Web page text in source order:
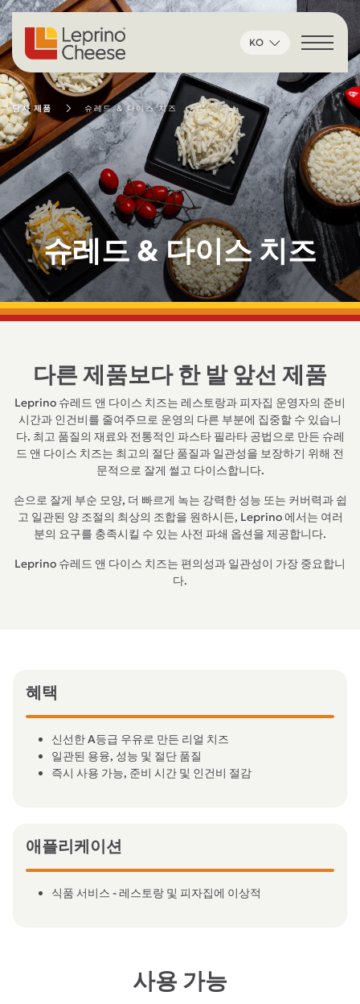
콘텐츠로 건너뛰기
KO
당사 제품 슈레드 & 다이스 치즈
슈레드 & 다이스 치즈
다른 제품보다 한 발 앞선 제품
Leprino 슈레드 앤 다이스 치즈는 레스토랑과 피자집 운영자의 준비
시간과 인건비를 줄여주므로 운영의 다른 부분에 집중할 수 있습니
다. 최고 품질의 재료와 전통적인 파스타 필라타 공법으로 만든 슈레
드 앤 다이스 치즈는 최고의 절단 품질과 일관성을 보장하기 위해 전
문적으로 잘게 썰고 다이스합니다.
손으로 잘게 부순 모양, 더 빠르게 녹는 강력한 성능 또는 커버력과 쉽
고 일관된 양 조절의 최상의 조합을 원하시든, Leprino 에서는 여러
분의 요구를 충족시킬 수 있는 사전 파쇄 옵션을 제공합니다.
Leprino 슈레드 앤 다이스 치즈는 편의성과 일관성이 가장 중요합니
다.
혜택
신선한 A등급 우유로 만든 리얼 치즈
일관된 용융, 성능 및 절단 품질
즉시 사용 가능, 준비 시간 및 인건비 절감
애플리케이션
식품 서비스 - 레스토랑 및 피자집에 이상적
사용 가능